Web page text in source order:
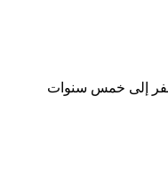
إلى خمس سنوات